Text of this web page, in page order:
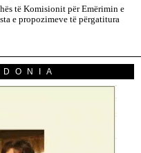
të Komisionit për Emërimin e
e propozimeve të përgatitura